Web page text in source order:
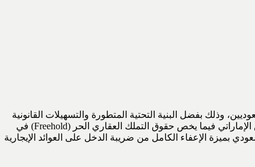
وذلك بفضل البنية التحتية المتطورة والتسهيلات القانونية
المبتكرة التي تقدمها حكومة دبي لمواطني دول مجلس التعاون الخليجي. بموجب القوانين المعمول بها، يُعامل المواطن السعودي معاملة المواطن الإماراتي فيما يخص حقوق التملك العقاري الحر (Freehold) في
بميزة الإعفاء الكامل من ضريبة الدخل على العوائد الإيجارية